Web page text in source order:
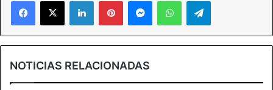
NOTICIAS RELACIONADAS